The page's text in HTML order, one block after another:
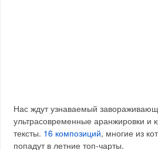
Нас ждут узнаваемый
ультрасовременные аранжировки и
тексты. 16 композиций, многие из
попадут в летние топ-чарты.